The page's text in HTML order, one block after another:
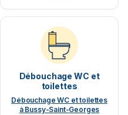
Débouchage WC et
toilettes
Débouchage WC et toilettes
à Bussy-Saint-Georges